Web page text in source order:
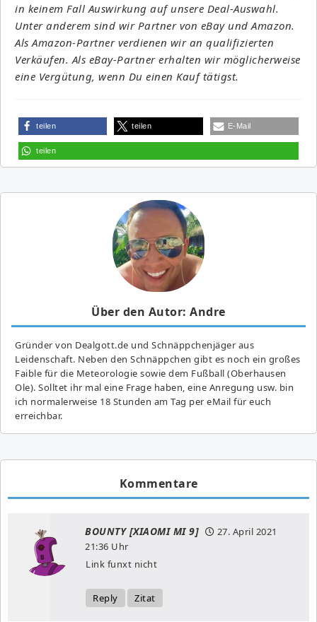
in keinem Fall Auswirkung auf unsere Deal-Auswahl.
Unter anderem sind wir Partner von eBay und Amazon.
Als Amazon-Partner verdienen wir an qualifizierten
Verkäufen. Als eBay-Partner erhalten wir möglicherweise
eine Vergütung, wenn Du einen Kauf tätigst.
teilen teilen E-Mail
teilen
Über den Autor: Andre
Gründer von Dealgott.de und Schnäppchenjäger aus
Leidenschaft. Neben den Schnäppchen gibt es noch ein großes
Fai­ble für die Meteorologie sowie dem Fußball (Oberhausen
Ole). Solltet ihr mal eine Frage haben, eine Anregung usw. bin
ich normalerweise 18 Stunden am Tag per eMail für euch
erreichbar.
Kommentare
BOUNTY [XIAOMI MI 9]
27. April 2021
21:36 Uhr
Link funxt nicht
Reply Zitat